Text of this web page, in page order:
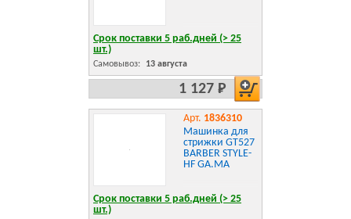
Срок поставки 5 раб.дней (> 25
шт.)
Самовывоз: 13 августа
1 127 Р
Арт. 1836310
Машинка для
стрижки GT527
BARBER STYLE-
HF GA.MA
Срок поставки 5 раб.дней (> 25
шт.)